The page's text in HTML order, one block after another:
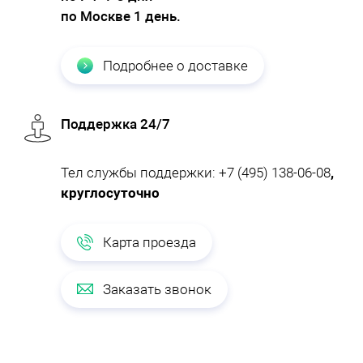
по Москве 1 день.
Подробнее о доставке
Поддержка 24/7
Тел службы поддержки: +7 (495) 138-06-08,
круглосуточно
Карта проезда
Заказать звонок